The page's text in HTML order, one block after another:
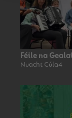
Féile na
Nuacht Cúla4